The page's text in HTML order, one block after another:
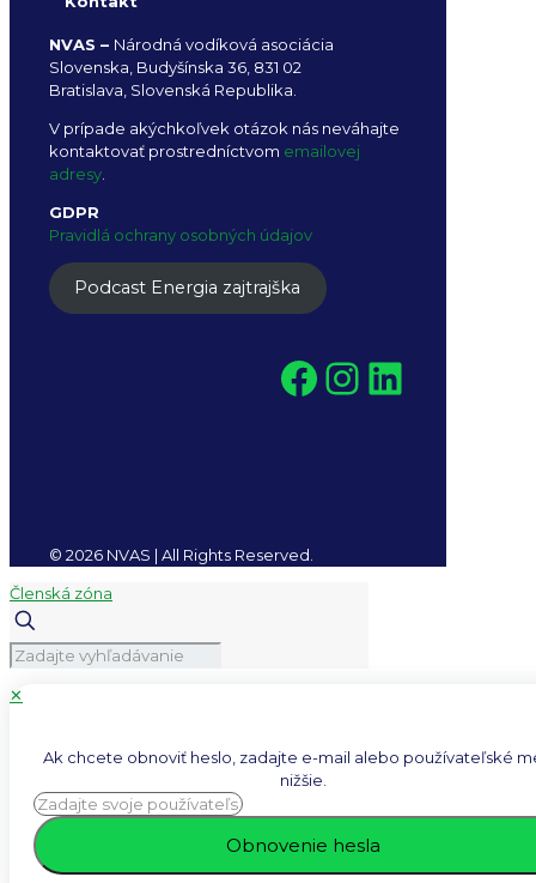
NVAS – Národná vodíková asociácia
Slovenska, Budyšínska 36, 831 02
Bratislava, Slovenská Republika.
V prípade akýchkoľvek otázok nás neváhajte
kontaktovať prostredníctvom emailovej
adresy
GDPR
Pravidlá ochrany osobných údajov
Podcast Energia zajtrajška
Facebook
© 2026 NVAS | All Rights Reserved.
Členská zóna
✕
Ak chcete obnoviť heslo, zadajte e-mail alebo používateľské
nižšie.